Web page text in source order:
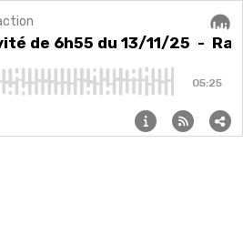
- L'invité de 6h55 du 13/11/25
de 6h55 du 13/11/25 -
05:25